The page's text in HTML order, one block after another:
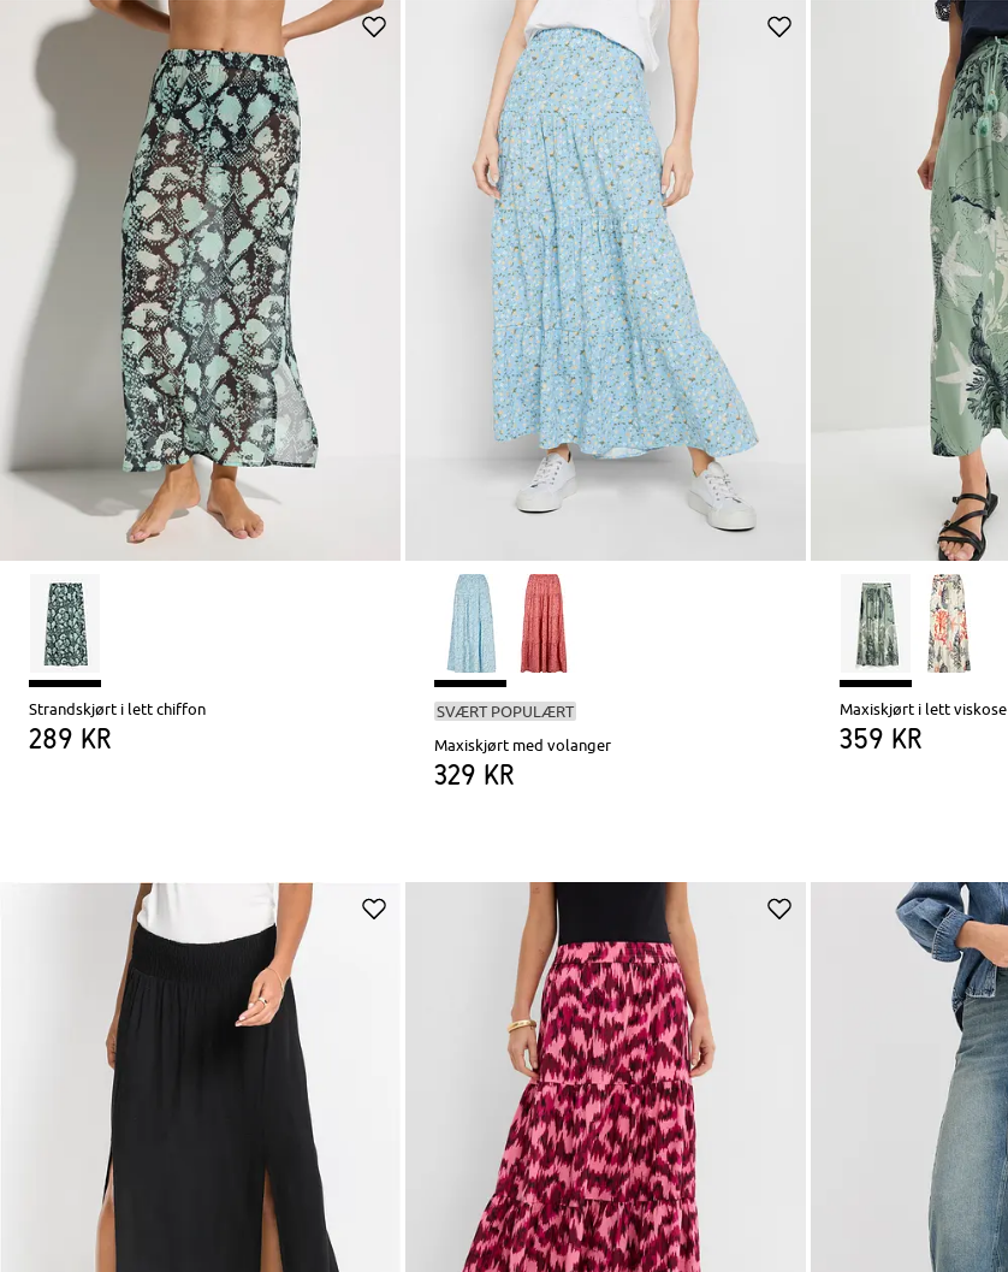
Strandskjørt i lett chiffon
289 kr
SVÆRT POPULÆRT
Maxiskjørt med volanger
329 kr
Maxiskjørt i lett viskose
359 kr